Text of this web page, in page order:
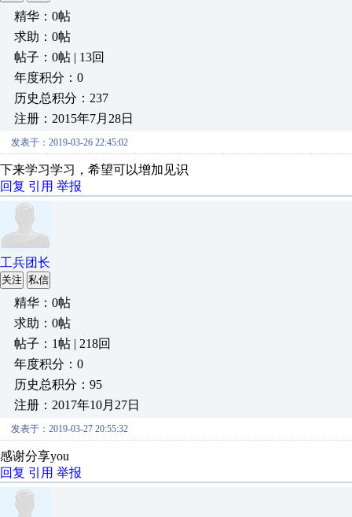
精华：0帖
求助：0帖
帖子：0帖 | 13回
年度积分：0
历史总积分：237
注册：2015年7月28日
发表于：2019-03-26 22:45:02
下来学习学习，希望可以增加见识
回复 引用 举报
工兵团长
关注 私信
精华：0帖
求助：0帖
帖子：1帖 | 218回
年度积分：0
历史总积分：95
注册：2017年10月27日
发表于：2019-03-27 20:55:32
感谢分享you
回复 引用 举报